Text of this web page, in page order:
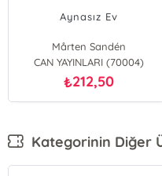
Aynasız Ev
Mårten Sandén
CAN YAYINLARI (70004)
₺212,50
Kategorinin Diğer